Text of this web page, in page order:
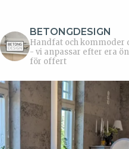
BETONGDESIGN
Handfat och kommoder
- vi anpassar efter era
för offert